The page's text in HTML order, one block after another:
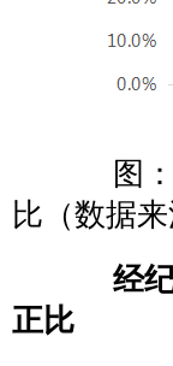
图：
比（数据
经纪
正比